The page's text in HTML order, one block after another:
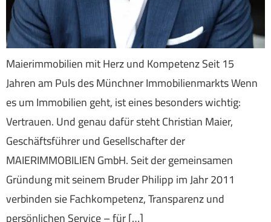
Maierimmobilien mit Herz und Kompetenz Seit 15
Jahren am Puls des Münchner Immobilienmarkts Wenn
es um Immobilien geht, ist eines besonders wichtig:
Vertrauen. Und genau dafür steht Christian Maier,
Geschäftsführer und Gesellschafter der
MAIERIMMOBILIEN GmbH. Seit der gemeinsamen
Gründung mit seinem Bruder Philipp im Jahr 2011
verbinden sie Fachkompetenz, Transparenz und
persönlichen Service – für […]